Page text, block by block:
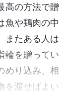
高の方法で贈
魚や鶏肉の中
またある人は
輪を贈ってい
めり込み、相
を渡せばよい